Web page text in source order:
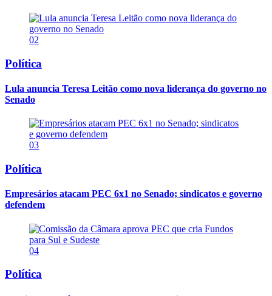
02
Política
Lula anuncia Teresa Leitão como nova liderança do governo no
Senado
03
Política
Empresários atacam PEC 6x1 no Senado; sindicatos e governo
defendem
04
Política